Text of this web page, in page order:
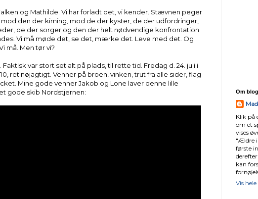
og Mathilde. Vi har forladt det, vi kender. Stævnen peger
den der kiming, mod de der kyster, de der udfordringer,
de der sorger og den der helt nødvendige konfrontation
Vi må møde det, se det, mærke det. Leve med det. Og
må. Men tør vi?
var stort set alt på plads, til rette tid. Fredag d. 24. juli i
ret nøjagtigt. Venner på broen, vinken, trut fra alle sider, flag
Mine gode venner Jakob og Lone laver denne lille
gode skib Nordstjernen:
Om
Klik på
om et
vises
"Ældre
første
kan
Vis